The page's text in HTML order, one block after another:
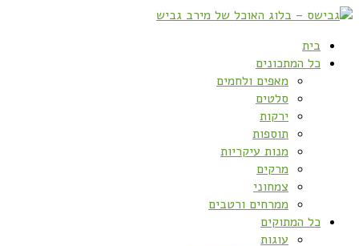
בית
כל המתכונים
מאפים ולחמים
סלטים
ירקות
תוספות
מנות עיקריות
מרקים
צמחוני
ממרחים ורטבים
כל המתוקים
עוגות